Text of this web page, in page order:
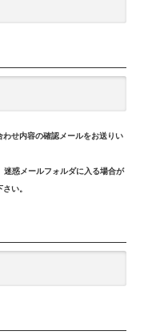
せ内容の確認メールをお送りい
惑メールフォルダに入る場合が
い。